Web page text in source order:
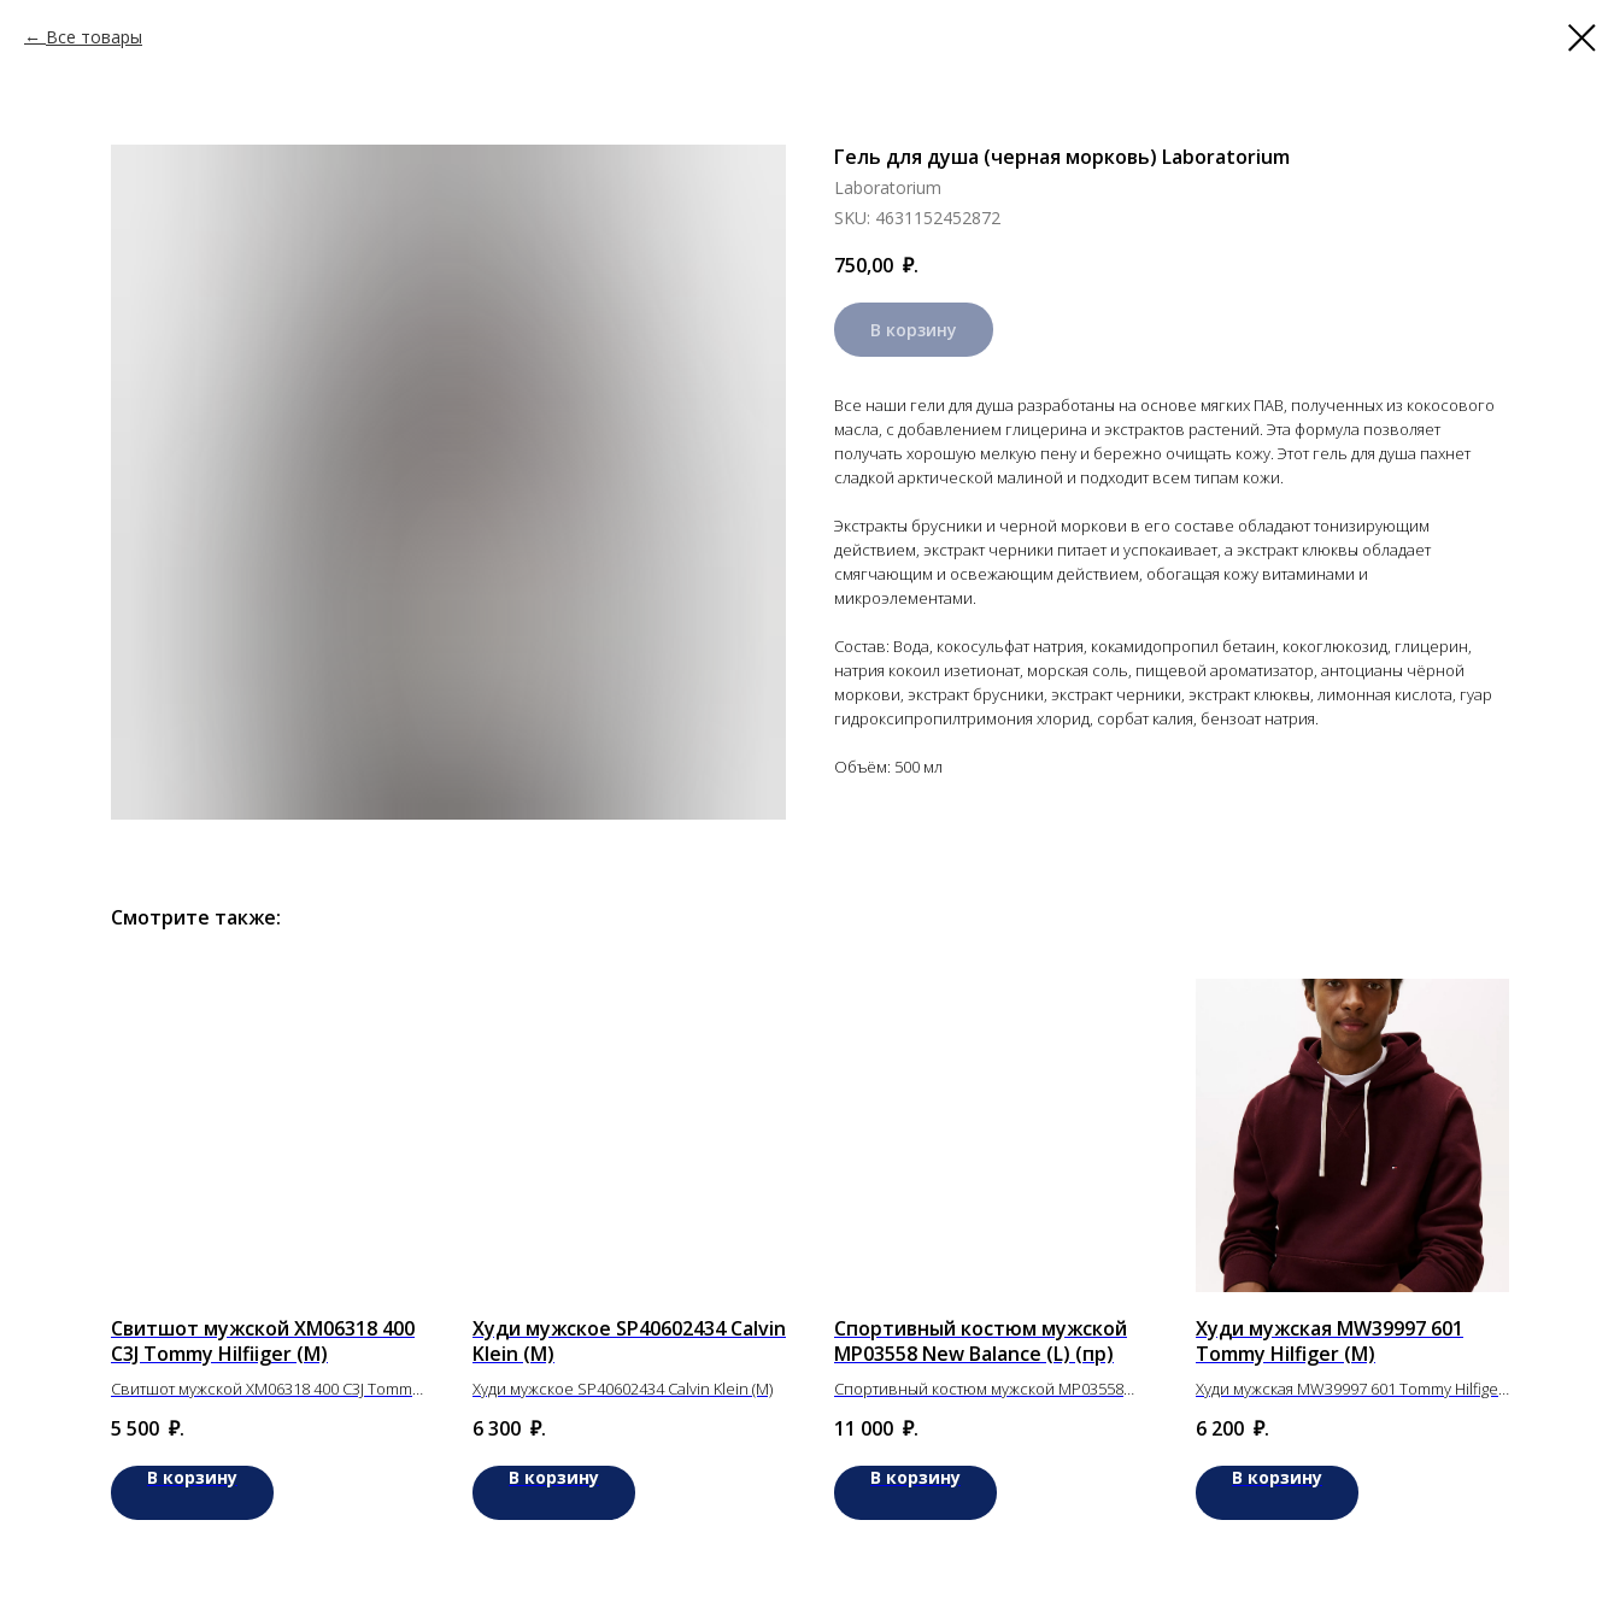
Все товары
Гель для душа (черная морковь) Laboratorium
Laboratorium
SKU: 4631152452872
750,00 ₽.
В корзину
Все наши гели для душа разработаны на основе мягких ПАВ, полученных из кокосового
масла, с добавлением глицерина и экстрактов растений. Эта формула позволяет
получать хорошую мелкую пену и бережно очищать кожу. Этот гель для душа пахнет
сладкой арктической малиной и подходит всем типам кожи.
Экстракты брусники и черной моркови в его составе обладают тонизирующим
действием, экстракт черники питает и успокаивает, а экстракт клюквы обладает
смягчающим и освежающим действием, обогащая кожу витаминами и
микроэлементами.
Состав: Вода, кокосульфат натрия, кокамидопропил бетаин, кокоглюкозид, глицерин,
натрия кокоил изетионат, морская соль, пищевой ароматизатор, антоцианы чёрной
моркови, экстракт брусники, экстракт черники, экстракт клюквы, лимонная кислота, гуар
гидроксипропилтримония хлорид, сорбат калия, бензоат натрия.
Объём: 500 мл
Смотрите также:
Свитшот мужской XM06318 400
C3J Tommy Hilfiiger (M)
Свитшот мужской XM06318 400 C3J Tommy
5 500 ₽.
В корзину
Худи мужское SP40602434 Calvin
Klein (M)
Худи мужское SP40602434 Calvin Klein (M)
6 300 ₽.
В корзину
Спортивный костюм мужской
MP03558 New Balance (L) (пр)
Спортивный костюм мужской MP03558
11 000 ₽.
В корзину
Худи мужская MW39997 601
Tommy Hilfiger (M)
Худи мужская MW39997 601 Tommy Hilfiger
6 200 ₽.
В корзину